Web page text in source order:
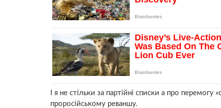
І я не стільки за партійні списки а про
проросійському реваншу.